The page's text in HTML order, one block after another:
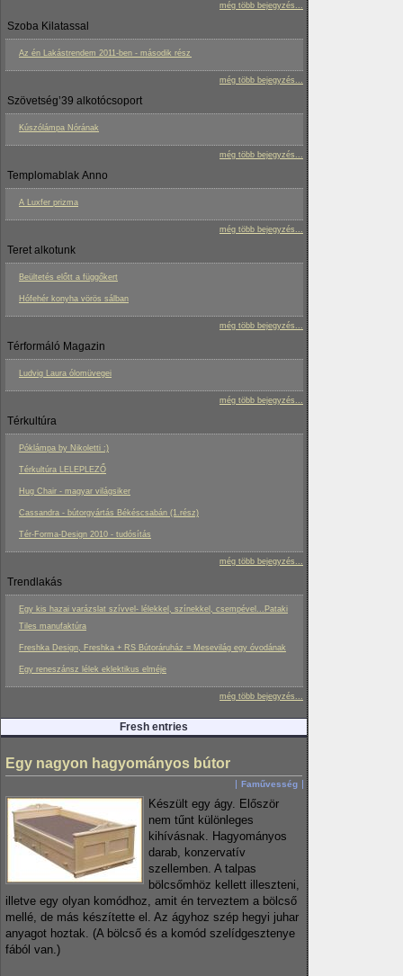
még több bejegyzés...
Szoba Kilatassal
Az én Lakástrendem 2011-ben - második rész
még több bejegyzés...
Szövetség’39 alkotócsoport
Kúszólámpa Nórának
még több bejegyzés...
Templomablak Anno
A Luxfer prizma
még több bejegyzés...
Teret alkotunk
Beültetés előtt a függőkert
Hófehér konyha vörös sálban
még több bejegyzés...
Térformáló Magazin
Ludvig Laura ólomüvegei
még több bejegyzés...
Térkultúra
Póklámpa by Nikoletti :)
Térkultúra LELEPLEZŐ
Hug Chair - magyar világsiker
Cassandra - bútorgyártás Békéscsabán (1.rész)
Tér-Forma-Design 2010 - tudósítás
még több bejegyzés...
Trendlakás
Egy kis hazai varázslat szívvel- lélekkel, színekkel, csempével...Pataki
Tiles manufaktúra
Freshka Design, Freshka + RS Bútoráruház = Mesevilág egy óvodának
Egy reneszánsz lélek eklektikus elméje
még több bejegyzés...
Fresh entries
Egy nagyon hagyományos bútor
Faművesség
Készült egy ágy. Először
nem tűnt különleges
kihívásnak. Hagyományos
darab, konzervatív
szellemben. A talpas
bölcsőmhöz kellett illeszteni,
illetve egy olyan komódhoz, amit én terveztem a bölcső
mellé, de más készítette el. Az ágyhoz szép hegyi juhar
anyagot hoztak. (A bölcső és a komód szelídgesztenye
fából van.)